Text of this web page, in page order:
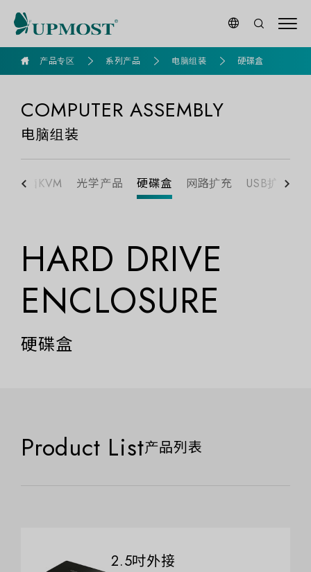
goldennet
产品专区 系列产品 电脑组装 硬碟盒
COMPUTER ASSEMBLY
电脑组装
电脑KVM 光学产品 硬碟盒 网路扩充 USB扩充
HARD DRIVE
ENCLOSURE
硬碟盒
Product List产品列表
2.5吋外接